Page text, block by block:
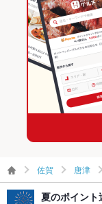
食べ放題 なし
お子様連れ お子様連
－
佐賀 唐津
夏のポイン